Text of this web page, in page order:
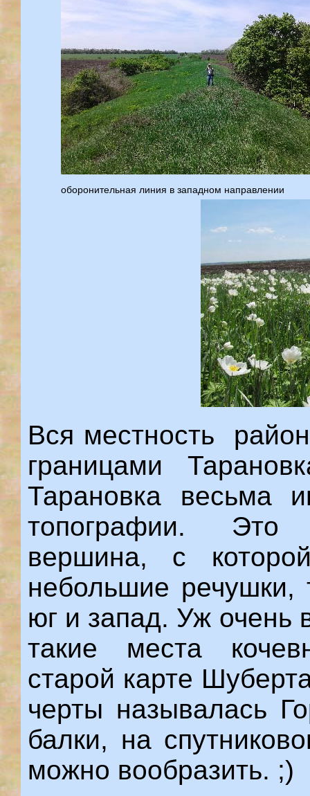
оборонительная линия в западном направлении
Вся местность
границами
Тарановка весьма
топографии. Это
вершина, с
небольшие речушки,
юг и запад. Уж очень
такие места
старой карте
черты называлась
балки, на
можно вообразить. ;)